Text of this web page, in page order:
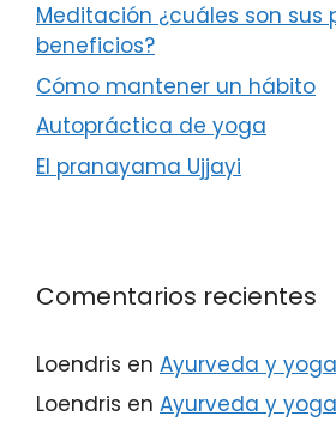
Meditación ¿cuáles son sus
beneficios?
Cómo mantener un hábito
Autopráctica de yoga
El pranayama Ujjayi
Comentarios recientes
Loendris en Ayurveda y
Loendris en Ayurveda y